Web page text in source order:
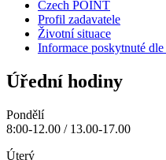
Czech POINT
Profil zadavatele
Životní situace
Informace poskytnuté dle
Úřední hodiny
Pondělí
8:00-12.00 / 13.00-17.00
Úterý